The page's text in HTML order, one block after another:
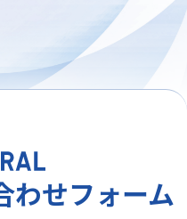
わせフォーム